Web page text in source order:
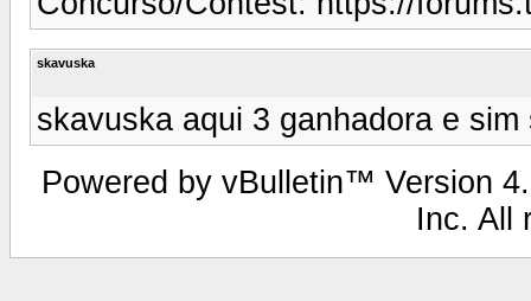
skavuska
skavuska aqui 3 ganhadora e
Powered by vBulletin™ Version
Inc. All